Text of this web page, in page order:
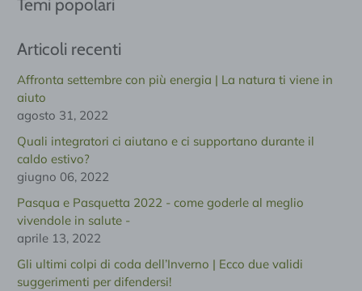
Temi popolari
Articoli recenti
Affronta settembre con più energia | La natura ti viene in
aiuto
agosto 31, 2022
Quali integratori ci aiutano e ci supportano durante il
caldo estivo?
giugno 06, 2022
Pasqua e Pasquetta 2022 - come goderle al meglio
vivendole in salute -
aprile 13, 2022
Gli ultimi colpi di coda dell’Inverno | Ecco due validi
suggerimenti per difendersi!